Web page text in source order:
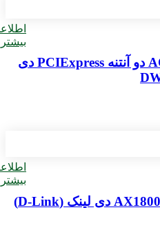
بیشتر
کارت شبکه اینترنال AC1200 دو آنتنه PCIExpress دی
بیشتر
کارت شبکه USB وای فای AX1800 دی لینک (D-Link)